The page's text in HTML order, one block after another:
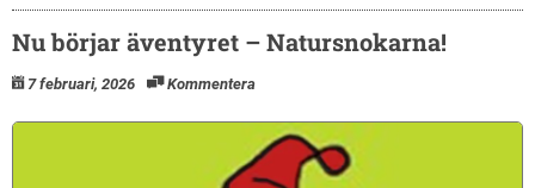
Nu börjar äventyret – Natursnokarna!
7 februari, 2026 Kommentera